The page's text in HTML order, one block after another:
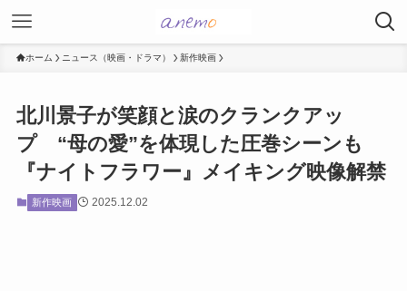
ホーム ニュース（映画・ドラマ） 新作映画
北川景子が笑顔と涙のクランクアッ
プ “母の愛”を体現した圧巻シーンも
『ナイトフラワー』メイキング映像解禁
新作映画 2025.12.02